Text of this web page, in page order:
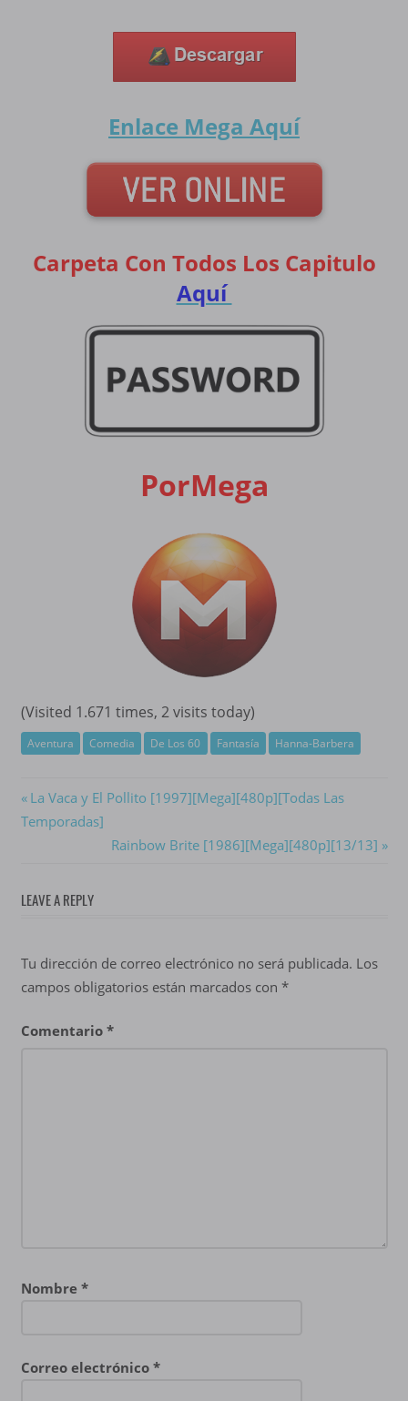
Enlace Mega Aquí
Carpeta Con Todos Los Capitulo
Aquí
PorMega
(Visited 1.671 times, 2 visits today)
Aventura Comedia De Los 60 Fantasía Hanna-Barbera
Navegación
de
Previous
Post:
La Vaca y El Pollito [1997][Mega][480p][Todas Las
Temporadas]
Next
Rainbow Brite [1986][Mega][480p][13/13]
LEAVE A REPLY
Tu dirección de correo electrónico no será publicada. Los
campos obligatorios están marcados con *
Comentario *
Nombre *
Correo electrónico *